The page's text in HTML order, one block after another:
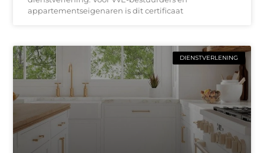
appartementseigenaren is dit certificaat
DIENSTVERLENING